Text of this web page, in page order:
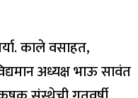
काले वसाहत,
अध्यक्ष भाऊ सावंत